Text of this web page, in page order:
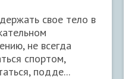
свое тело в
не всегда
спортом,
подде...